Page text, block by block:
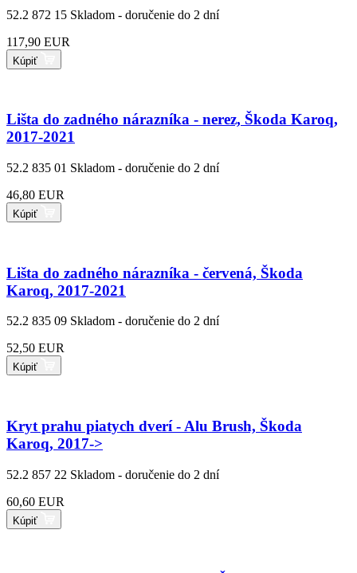
52.2 872 15 Skladom - doručenie do 2 dní
117,90 EUR
Kúpiť
Lišta do zadného nárazníka - nerez, Škoda Karoq,
2017-2021
52.2 835 01 Skladom - doručenie do 2 dní
46,80 EUR
Kúpiť
Lišta do zadného nárazníka - červená, Škoda
Karoq, 2017-2021
52.2 835 09 Skladom - doručenie do 2 dní
52,50 EUR
Kúpiť
Kryt prahu piatych dverí - Alu Brush, Škoda
Karoq, 2017->
52.2 857 22 Skladom - doručenie do 2 dní
60,60 EUR
Kúpiť